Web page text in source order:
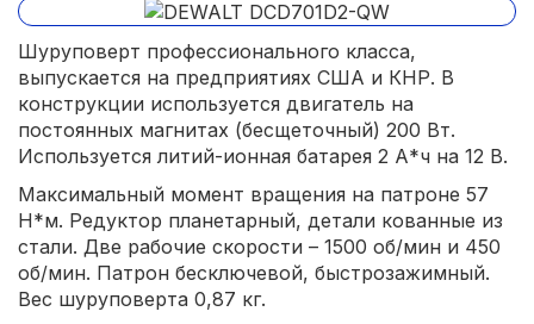
Шуруповерт профессионального класса,
выпускается на предприятиях США и КНР. В
конструкции используется двигатель на
постоянных магнитах (бесщеточный) 200 Вт.
Используется литий-ионная батарея 2 А*ч на 12 В.
Максимальный момент вращения на патроне 57
Н*м. Редуктор планетарный, детали кованные из
стали. Две рабочие скорости – 1500 об/мин и 450
об/мин. Патрон бесключевой, быстрозажимный.
Вес шуруповерта 0,87 кг.